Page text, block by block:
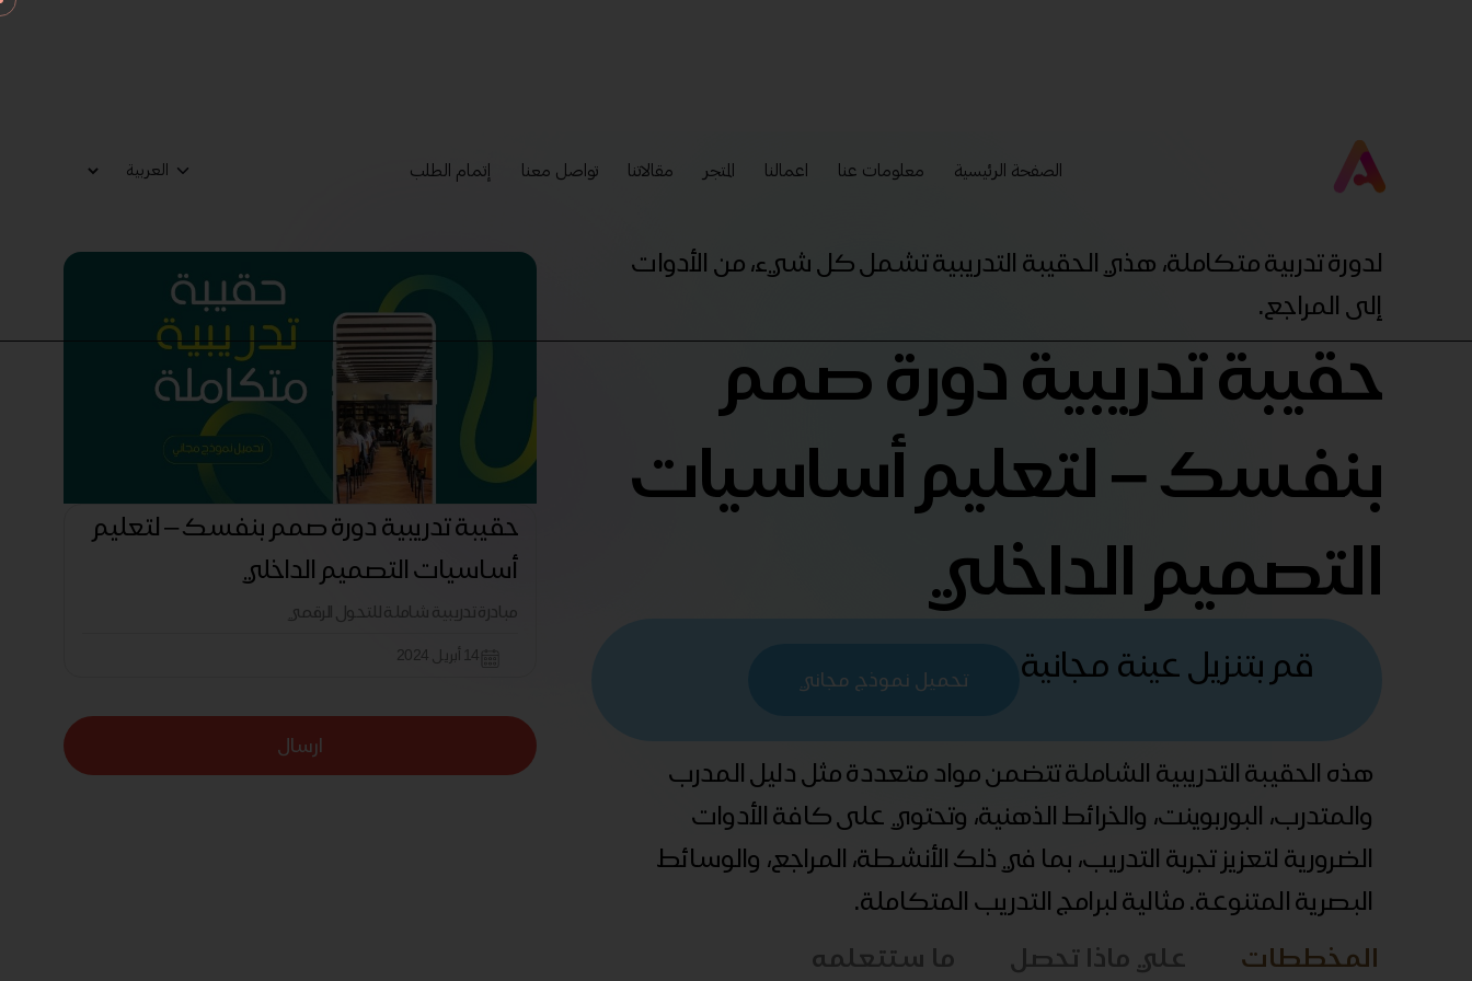
الصفحة الرئيسية معلومات عنا اعمالنا المتجر مقالاتنا تواصل معنا إتمام الطلب
لدورة تدربية متكاملة، هذي الحقيبة التدريبية تشمل كل شيء، من الأدوات
إلى المراجع.
حقيبة تدريبية دورة صمم
بنفسك – لتعليم أساسيات
التصميم الداخلي
قم بتنزيل عينة مجانية تحميل نموذج مجاني
هذه الحقيبة التدريبية الشاملة تتضمن مواد متعددة مثل دليل المدرب
والمتدرب، البوربوينت، والخرائط الذهنية، وتحتوي على كافة الأدوات
الضرورية لتعزيز تجربة التدريب، بما في ذلك الأنشطة، المراجع، والوسائط
البصرية المتنوعة. مثالية لبرامج التدريب المتكاملة.
حقيبة تدريبية دورة صمم بنفسك – لتعليم
أساسيات التصميم الداخلي
مبادرة تدريبية شاملة للتحول الرقمي
14 أبريل 2024
ارسال
المخططات علي ماذا تحصل ما ستتعلمه